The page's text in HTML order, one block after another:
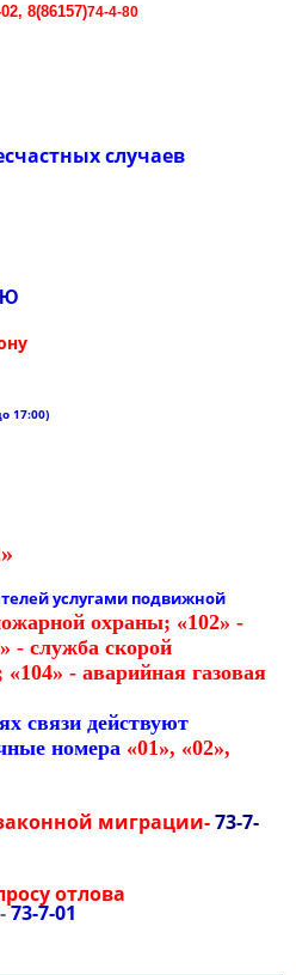
02,8(86157)74-4-80
случаев
17:00)
услугами подвижной
охраны; «102»-
- служба скорой
«104» - аварийная газовая
связи действуют
номера «01», «02»,
миграции-73-7-
отлова
-73-7-01